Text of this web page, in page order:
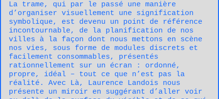
La trame, qui par le passé une manière
d’organiser visuellement une signification
symbolique, est devenu un point de référence
incontournable, de la planification de nos
villes à la façon dont nous mettons en scène
nos vies, sous forme de modules discrets et
facilement consommables, présentés
rationnellement sur un écran : ordonné,
propre, idéal – tout ce que n’est pas la
réalité. Avec Là, Laurence Landois nous
présente un miroir en suggérant d’aller voir